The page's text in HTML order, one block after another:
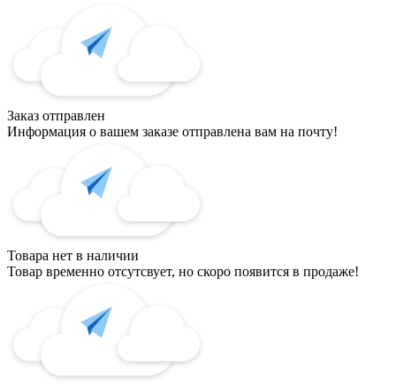
Заказ отправлен
Информация о вашем заказе отправлена вам на почту!
Товара нет в наличии
Товар временно отсутсвует, но скоро появится в продаже!